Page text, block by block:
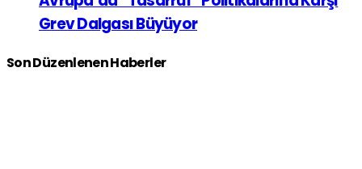
Grev Dalgası Büyüyor
Son Düzenlenen Haberler